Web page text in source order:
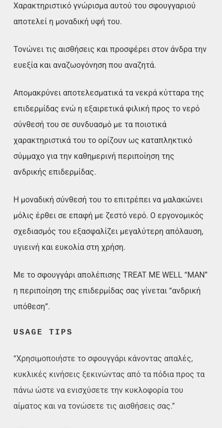
Χαρακτηριστικό γνώρισμα αυτού του σφουγγαριού
αποτελεί η μοναδική υφή του.
Τονώνει τις αισθήσεις και προσφέρει στον άνδρα την
ευεξία και αναζωογόνηση που αναζητά.
Απομακρύνει αποτελεσματικά τα νεκρά κύτταρα της
επιδερμίδας ενώ η εξαιρετικά φιλική προς το νερό
σύνθεσή του σε συνδυασμό με τα ποιοτικά
χαρακτηριστικά του το ορίζουν ως καταπληκτικό
σύμμαχο για την καθημερινή περιποίηση της
ανδρικής επιδερμίδας.
Η μοναδική σύνθεσή του το επιτρέπει να μαλακώνει
μόλις έρθει σε επαφή με ζεστό νερό. Ο εργονομικός
σχεδιασμός του εξασφαλίζει μεγαλύτερη απόλαυση,
υγιεινή και ευκολία στη χρήση.
Με το σφουγγάρι απολέπισης TREAT ME WELL “MAN”
η περιποίηση της επιδερμίδας σας γίνεται “ανδρική
υπόθεση”.
USAGE TIPS
“Χρησιμοποιήστε το σφουγγάρι κάνοντας απαλές,
κυκλικές κινήσεις ξεκινώντας από τα πόδια προς τα
πάνω ώστε να ενισχύσετε την κυκλοφορία του
αίματος και να τονώσετε τις αισθήσεις σας.”